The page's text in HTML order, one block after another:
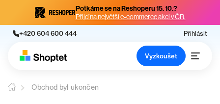
Potkáme se na Reshoperu 15. 10.?
Přijď na největší e-commerce akci v ČR.
+420 604 600 444 Přihlásit
Vyzkoušet
Obchod byl ukončen